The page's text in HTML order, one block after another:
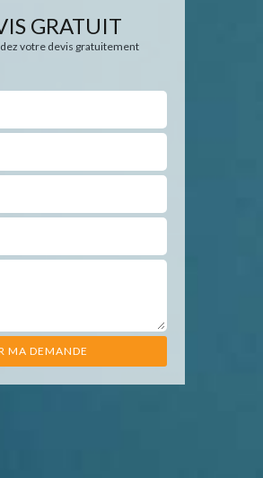
GRATUIT
votre devis gratuitement